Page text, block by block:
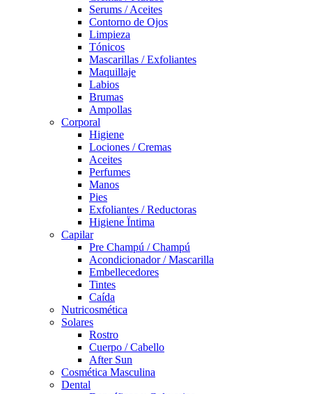
Serums / Aceites
Contorno de Ojos
Limpieza
Tónicos
Mascarillas / Exfoliantes
Maquillaje
Labios
Brumas
Ampollas
Corporal
Higiene
Lociones / Cremas
Aceites
Perfumes
Manos
Pies
Exfoliantes / Reductoras
Higiene Ïntima
Capilar
Pre Champú / Champú
Acondicionador / Mascarilla
Embellecedores
Tintes
Caída
Nutricosmética
Solares
Rostro
Cuerpo / Cabello
After Sun
Cosmética Masculina
Dental